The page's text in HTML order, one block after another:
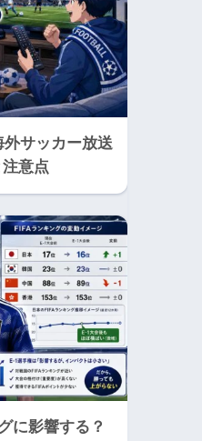
外サッカー放送
意点
に影響する？